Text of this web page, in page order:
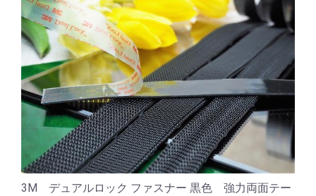
3M デュアルロック ファスナー 黒色 強力両面テー